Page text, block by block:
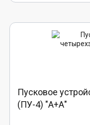
Пусковое
(ПУ-4) "А+А"